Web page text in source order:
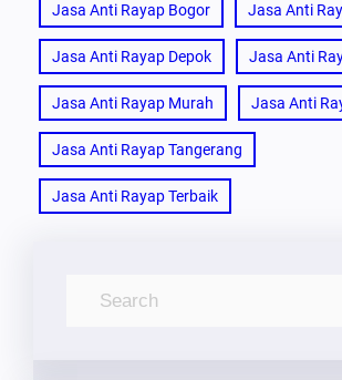
Jasa Anti Rayap Bogor Jasa Anti
Jasa Anti Rayap Depok Jasa Anti
Jasa Anti Rayap Murah Jasa Anti
Jasa Anti Rayap Tangerang
Jasa Anti Rayap Terbaik